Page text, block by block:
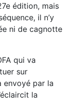
édition, mais
il n’y
ni de cagnotte
qui va
sur
envoyé par la
la